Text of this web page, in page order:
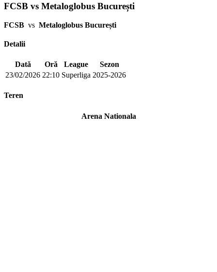
FCSB vs Metaloglobus București
FCSB vs Metaloglobus București
Detalii
Dată Oră League
Sezon
23/02/2026 22:10 Superliga 2025-2026
Teren
Arena Nationala